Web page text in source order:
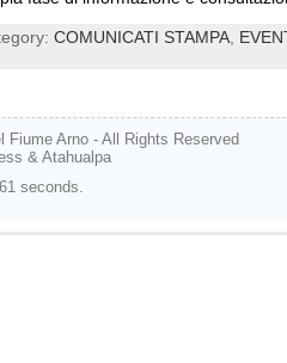
COMUNICATI STAMPA,
Fiume Arno- All Rights Reserved
& Atahualpa
seconds.